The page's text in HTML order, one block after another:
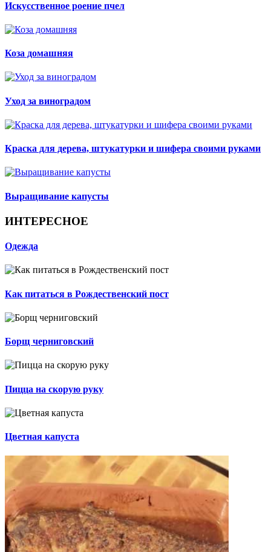
Искусственное роение пчел
Коза домашняя
Уход за виноградом
Краска для дерева, штукатурки и шифера своими руками
Выращивание капусты
ИНТЕРЕСНОЕ
Одежда
Как питаться в Рождественский пост
Борщ черниговский
Пицца на скорую руку
Цветная капуста